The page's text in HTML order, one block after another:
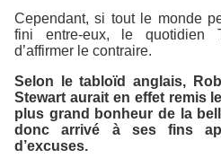
Cependant, si tout le monde
fini entre-eux, le quotidien
d’affirmer le contraire.
Selon le tabloïd anglais,
Stewart aurait en effet remis
plus grand bonheur de la
donc arrivé à ses fins
d’excuses.